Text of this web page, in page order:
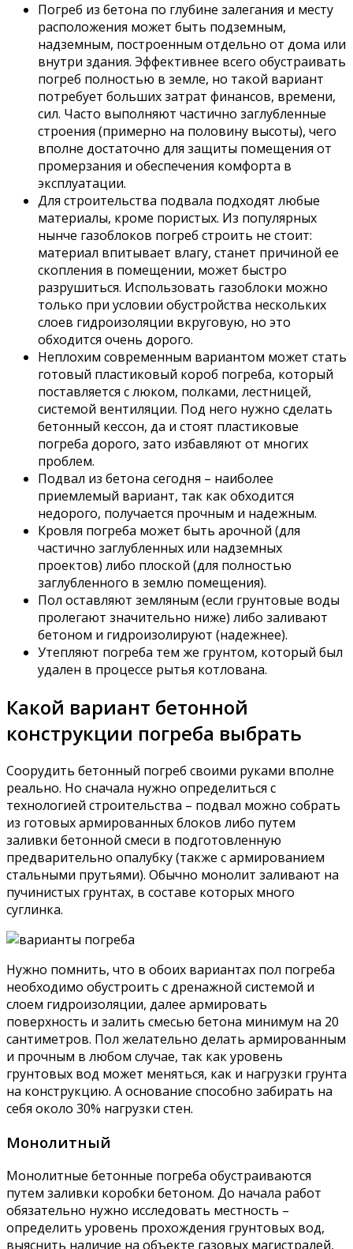
Погреб из бетона по глубине залегания и месту
расположения может быть подземным,
надземным, построенным отдельно от дома или
внутри здания. Эффективнее всего обустраивать
погреб полностью в земле, но такой вариант
потребует больших затрат финансов, времени,
сил. Часто выполняют частично заглубленные
строения (примерно на половину высоты), чего
вполне достаточно для защиты помещения от
промерзания и обеспечения комфорта в
эксплуатации.
Для строительства подвала подходят любые
материалы, кроме пористых. Из популярных
нынче газоблоков погреб строить не стоит:
материал впитывает влагу, станет причиной ее
скопления в помещении, может быстро
разрушиться. Использовать газоблоки можно
только при условии обустройства нескольких
слоев гидроизоляции вкруговую, но это
обходится очень дорого.
Неплохим современным вариантом может стать
готовый пластиковый короб погреба, который
поставляется с люком, полками, лестницей,
системой вентиляции. Под него нужно сделать
бетонный кессон, да и стоят пластиковые
погреба дорого, зато избавляют от многих
проблем.
Подвал из бетона сегодня – наиболее
приемлемый вариант, так как обходится
недорого, получается прочным и надежным.
Кровля погреба может быть арочной (для
частично заглубленных или надземных
проектов) либо плоской (для полностью
заглубленного в землю помещения).
Пол оставляют земляным (если грунтовые воды
пролегают значительно ниже) либо заливают
бетоном и гидроизолируют (надежнее).
Утепляют погреба тем же грунтом, который был
удален в процессе рытья котлована.
Какой вариант бетонной
конструкции погреба выбрать
Соорудить бетонный погреб своими руками вполне
реально. Но сначала нужно определиться с
технологией строительства – подвал можно собрать
из готовых армированных блоков либо путем
заливки бетонной смеси в подготовленную
предварительно опалубку (также с армированием
стальными прутьями). Обычно монолит заливают на
пучинистых грунтах, в составе которых много
суглинка.
Нужно помнить, что в обоих вариантах пол погреба
необходимо обустроить с дренажной системой и
слоем гидроизоляции, далее армировать
поверхность и залить смесью бетона минимум на 20
сантиметров. Пол желательно делать армированным
и прочным в любом случае, так как уровень
грунтовых вод может меняться, как и нагрузки грунта
на конструкцию. А основание способно забирать на
себя около 30% нагрузки стен.
Монолитный
Монолитные бетонные погреба обустраиваются
путем заливки коробки бетоном. До начала работ
обязательно нужно исследовать местность –
определить уровень прохождения грунтовых вод,
выяснить наличие на объекте газовых магистралей,